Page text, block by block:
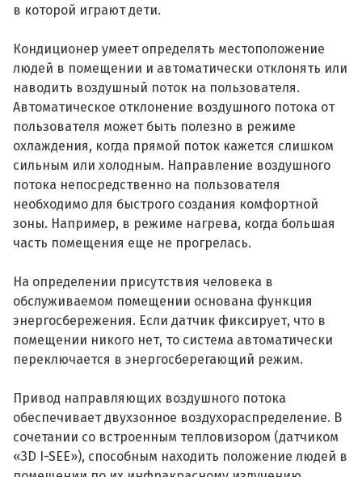
в которой играют дети.
Кондиционер умеет определять местоположение
людей в помещении и автоматически отклонять или
наводить воздушный поток на пользователя.
Автоматическое отклонение воздушного потока от
пользователя может быть полезно в режиме
охлаждения, когда прямой поток кажется слишком
сильным или холодным. Направление воздушного
потока непосредственно на пользователя
необходимо для быстрого создания комфортной
зоны. Например, в режиме нагрева, когда большая
часть помещения еще не прогрелась.
На определении присутствия человека в
обслуживаемом помещении основана функция
энергосбережения. Если датчик фиксирует, что в
помещении никого нет, то система автоматически
переключается в энергосберегающий режим.
Привод направляющих воздушного потока
обеспечивает двухзонное воздухораспределение. В
сочетании со встроенным тепловизором (датчиком
«3D I-SEE»), способным находить положение людей в